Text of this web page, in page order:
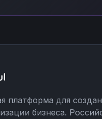
платформа для
бизнеса.